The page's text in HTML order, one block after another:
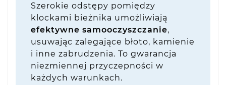
Szerokie odstępy pomiędzy
klockami bieżnika umożliwiają
efektywne samooczyszczanie,
usuwając zalegające błoto, kamienie
i inne zabrudzenia. To gwarancja
niezmiennej przyczepności w
każdych warunkach.